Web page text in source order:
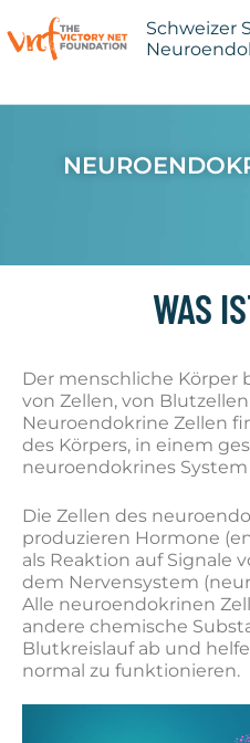
Schweizer
WAS
Der menschliche Körper
von Zellen, von
Neuroendokrine Zellen
des Körpers, in einem
neuroendokrines
Die Zellen des
produzieren Hormone
als Reaktion auf Signale
dem Nervensystem
Alle neuroendokrinen
andere chemische
Blutkreislauf ab und
normal zu funktionieren.